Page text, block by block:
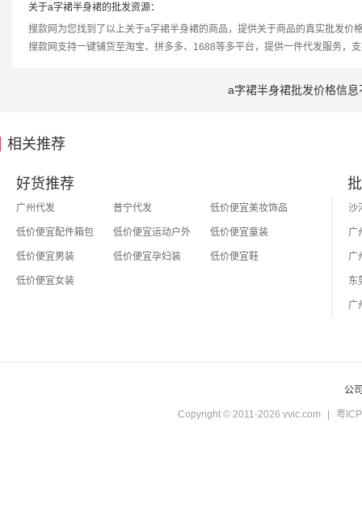
关于a字裙半身裙的批发资源：
搜款网为您找到了以上关于a字裙半身裙的商品，提供关于商品的真实批发价
搜款网支持一键铺货至淘宝、拼多多、1688等多平台，提供一件代发服务，
a字裙半身裙批发价格信
相关推荐
好货推荐
广州代发 普宁代发 低价便宜美妆饰品
低价便宜配件箱包 低价便宜运动户外 低价便宜童装
低价便宜男装 低价便宜孕妇装 低价便宜鞋
低价便宜女装
公
Copyright © 2011-2026 vvic.com | 粤